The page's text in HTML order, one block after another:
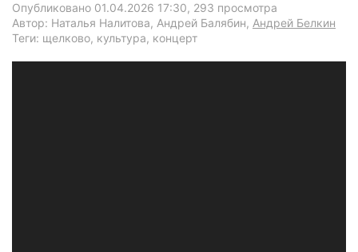
Опубликовано 01.04.2026 17:30, 293 просмотра
Автор: Наталья Налитова, Андрей Балябин, Андрей Белкин
Теги: щелково, культура, концерт